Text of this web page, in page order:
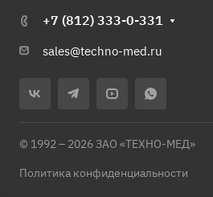
+7 (812) 333-0-331
sales@techno-med.ru
© 1992 – 2026 ЗАО «ТЕХНО-МЕД»
Политика конфиденциальности